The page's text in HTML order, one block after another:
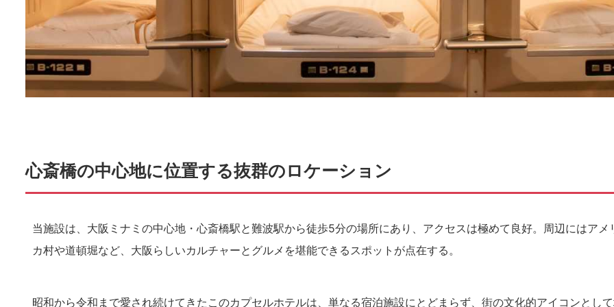
心斎橋の中心地に位置する抜群のロケーション
当施設は、大阪ミナミの中心地・心斎橋駅と難波駅から徒歩5分の場所にあり、アクセスは極めて良好。周辺にはアメ
カ村や道頓堀など、大阪らしいカルチャーとグルメを堪能できるスポットが点在する。
昭和から令和まで愛され続けてきたこのカプセルホテルは、単なる宿泊施設にとどまらず、街の文化的アイコンとし